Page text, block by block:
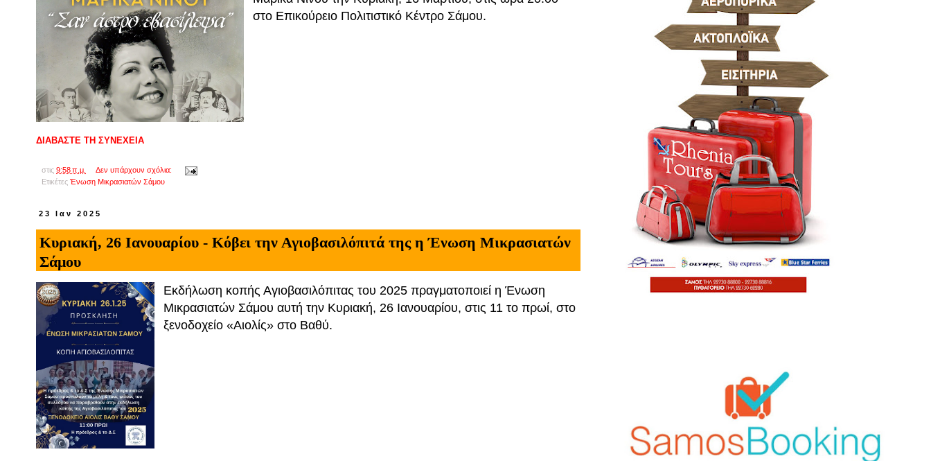
στο Επικούρειο Πολιτιστικό Κέντρο Σάμου.
ΔΙΑΒΑΣΤΕ ΤΗ ΣΥΝΕΧΕΙΑ
στις 9:58 π.μ.
Δεν υπάρχουν σχόλια:
Ετικέτες Ένωση Μικρασιατών Σάμου
23 Ιαν 2025
Κυριακή, 26 Ιανουαρίου - Κόβει την Αγιοβασιλόπιτά της η Ένωση Μικρασιατών
Σάμου
Εκδήλωση κοπής Αγιοβασιλόπιτας του 2025 πραγματοποιεί η Ένωση
Μικρασιατών Σάμου αυτή την Κυριακή, 26 Ιανουαρίου, στις 11 το πρωί, στο
ξενοδοχείο «Αιολίς» στο Βαθύ.